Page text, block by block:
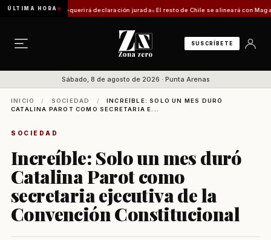
ÚLTIMA HORA
trámite requerirá declaración jurada El resto de Chile se alineará con
SUSCRÍBETE
Sábado, 8 de agosto de 2026 · Punta Arenas
INICIO / SOCIEDAD /
INCREÍBLE: SOLO UN MES DURÓ
CATALINA PAROT COMO SECRETARIA E...
SOCIEDAD
Increíble: Solo un mes duró
Catalina Parot como
secretaria ejecutiva de la
Convención Constitucional